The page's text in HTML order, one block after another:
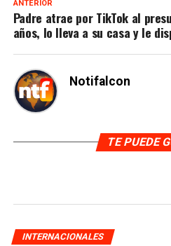
ANTERIOR
Padre atrae por TikTok al
años, lo lleva a su casa y le
Notifalcon
TE PUEDE
INTERNACIONALES